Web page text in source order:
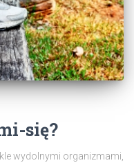
się?
wydolnymi organizmami,